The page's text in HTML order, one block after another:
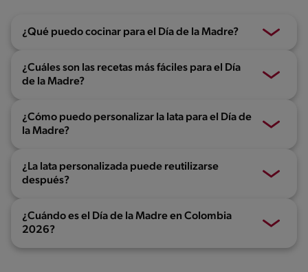
¿Qué puedo cocinar para el Día de la Madre?
¿Cuáles son las recetas más fáciles para el Día
de la Madre?
¿Cómo puedo personalizar la lata para el Día de
la Madre?
¿La lata personalizada puede reutilizarse
después?
¿Cuándo es el Día de la Madre en Colombia
2026?